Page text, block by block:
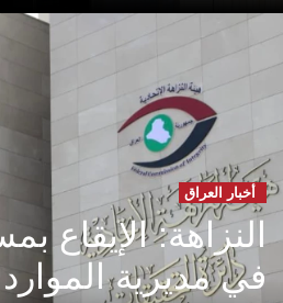
أخبار العراق
النزاهة: الإيقاع
في مديرية الموارد